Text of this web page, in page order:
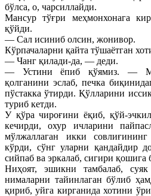
бўлса, о, чарсиллайди.
Мансур тўғри меҳмонхонага
қўйди.
— Сал исиниб олсин, жонивор.
Кўрпачаларни қайта тўшаётган
— Чанг қилади-да, — деди.
— Устини ёпиб қўямиз. —
қолганини эслаб, печка
пўстакка ўтирди. Қўлларини
туриб кетди.
У қўра чироғини ёқиб, қўй-
кечирди, охур ичларини
мўлжаллаган икки
кўрди, сўнг уларни қандайдир
сийпаб ва эркалаб, сигири қошига
Ниҳоят, эшикни тамбалаб,
нималарни тайинлаган бўлиб
қириб, уйга кирганида хотини